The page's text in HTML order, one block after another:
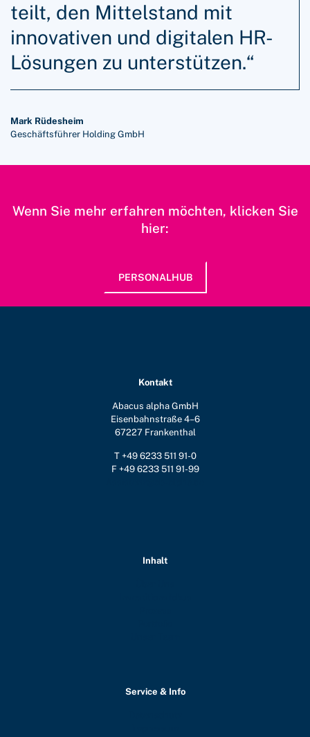
teilt, den Mittelstand mit
innovativen und digitalen HR-
Lösungen zu unterstützen.“
Mark Rüdesheim
Geschäftsführer Holding GmbH
Wenn Sie mehr erfahren möchten, klicken Sie
hier:
PERSONALHUB
Kontakt
Abacus alpha GmbH
Eisenbahnstraße 4–6
67227 Frankenthal
T +49 6233 511 91-0
F +49 6233 511 91-99
Inhalt
Service & Info